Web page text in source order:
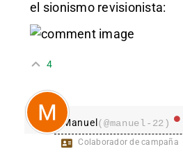
el sionismo revisionista:
4
Manuel(@manuel-22)
Colaborador de campaña